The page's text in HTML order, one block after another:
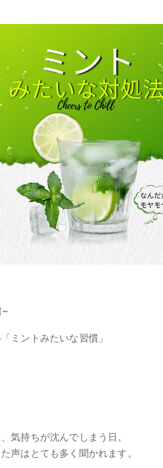
ミントみたいな習慣」
気持ちが沈んでしまう日。
声はとても多く聞かれます。